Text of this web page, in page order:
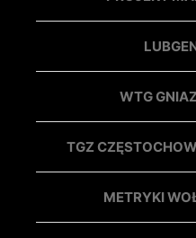
WTG
TGZ
METRYKI